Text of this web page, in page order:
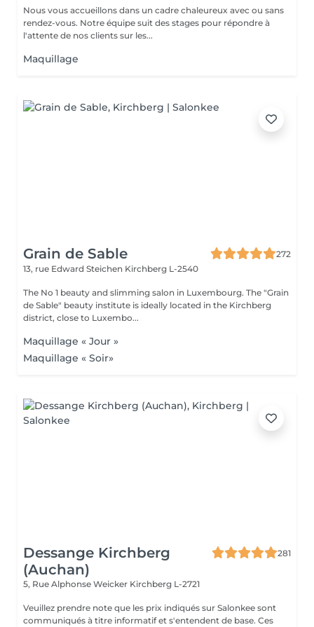
Nous vous accueillons dans un cadre chaleureux avec ou sans
rendez-vous. Notre équipe suit des stages pour répondre à
l'attente de nos clients sur les...
Maquillage
Grain de Sable
272
13, rue Edward Steichen Kirchberg L-2540
The No 1 beauty and slimming salon in Luxembourg. The "Grain
de Sable" beauty institute is ideally located in the Kirchberg
district, close to Luxembo...
Maquillage « Jour »
Maquillage « Soir»
Dessange Kirchberg
(Auchan)
281
5, Rue Alphonse Weicker Kirchberg L-2721
Veuillez prendre note que les prix indiqués sur Salonkee sont
communiqués à titre informatif et s'entendent de base. Ces